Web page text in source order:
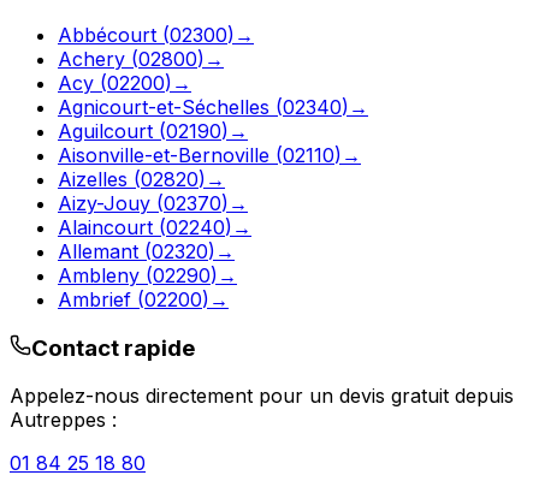
Abbécourt (02300) →
Achery (02800) →
Acy (02200) →
Agnicourt-et-Séchelles (02340) →
Aguilcourt (02190) →
Aisonville-et-Bernoville (02110) →
Aizelles (02820) →
Aizy-Jouy (02370) →
Alaincourt (02240) →
Allemant (02320) →
Ambleny (02290) →
Ambrief (02200) →
Contact rapide
Appelez-nous directement pour un devis gratuit depuis
Autreppes :
01 84 25 18 80